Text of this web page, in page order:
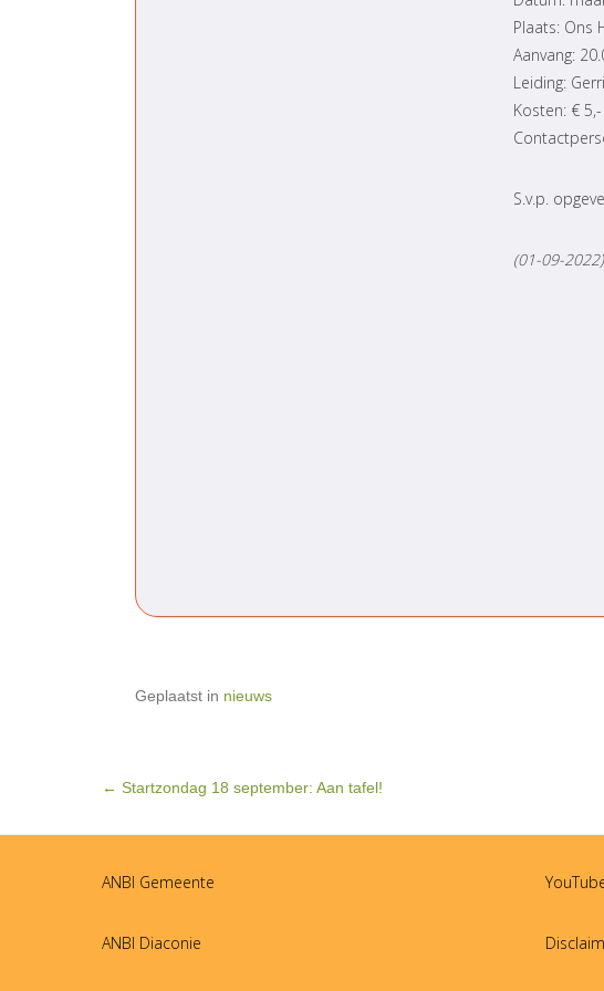
Plaats: Ons
Aanvang:
Leiding:
Kosten: € 5,-
S.v.p.
(01-09-2022)
Geplaatst in nieuws
BERICHTNAVIGATIE
← Startzondag 18 september: Aan tafel!
ANBI Gemeente
ANBI Diaconie